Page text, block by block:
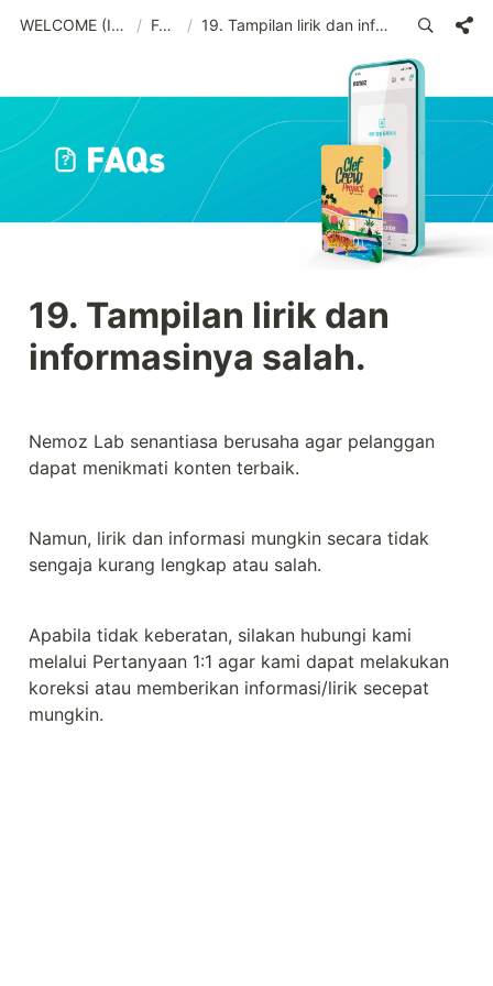
WELCOME (IND)_old / FAQs / 19. Tampilan lirik dan informasinya salah.
19. Tampilan lirik dan
informasinya salah.
Nemoz Lab senantiasa berusaha agar pelanggan
dapat menikmati konten terbaik.
Namun, lirik dan informasi mungkin secara tidak
sengaja kurang lengkap atau salah.
Apabila tidak keberatan, silakan hubungi kami
melalui Pertanyaan 1:1 agar kami dapat melakukan
koreksi atau memberikan informasi/lirik secepat
mungkin.